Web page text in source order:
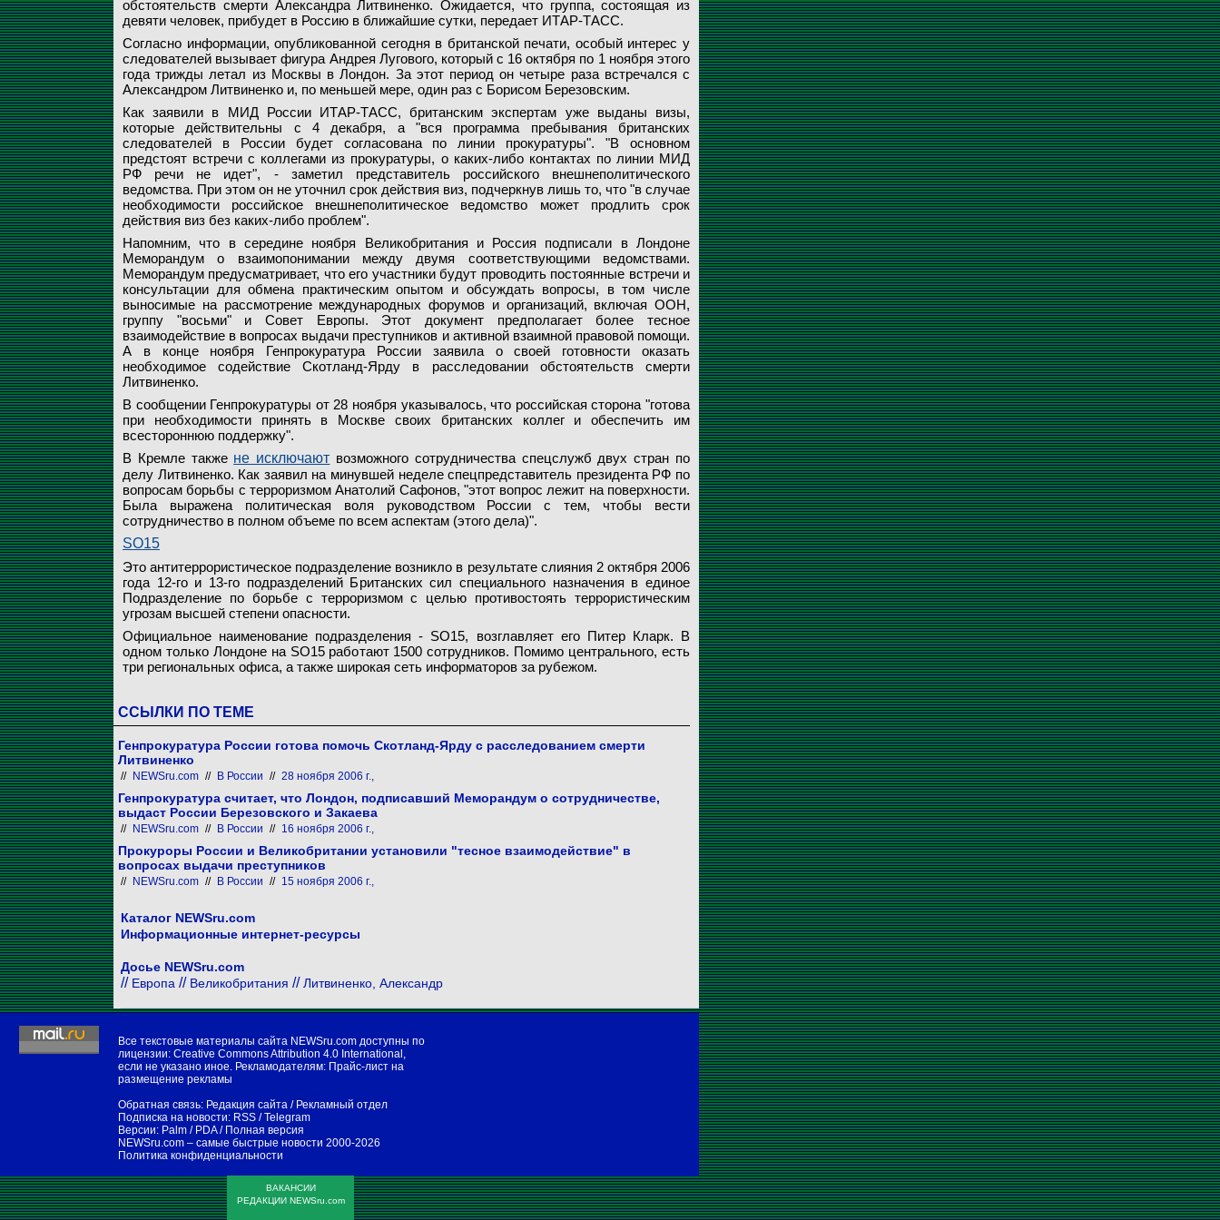
обстоятельств смерти Александра Литвиненко. Ожидается, что группа, состоящая из
девяти человек, прибудет в Россию в ближайшие сутки, передает ИТАР-ТАСС.
Согласно информации, опубликованной сегодня в британской печати, особый интерес у
следователей вызывает фигура Андрея Лугового, который с 16 октября по 1 ноября этого
года трижды летал из Москвы в Лондон. За этот период он четыре раза встречался с
Александром Литвиненко и, по меньшей мере, один раз с Борисом Березовским.
Как заявили в МИД России ИТАР-ТАСС, британским экспертам уже выданы визы,
которые действительны с 4 декабря, а "вся программа пребывания британских
следователей в России будет согласована по линии прокуратуры". "В основном
предстоят встречи с коллегами из прокуратуры, о каких-либо контактах по линии МИД
РФ речи не идет", - заметил представитель российского внешнеполитического
ведомства. При этом он не уточнил срок действия виз, подчеркнув лишь то, что "в случае
необходимости российское внешнеполитическое ведомство может продлить срок
действия виз без каких-либо проблем".
Напомним, что в середине ноября Великобритания и Россия подписали в Лондоне
Меморандум о взаимопонимании между двумя соответствующими ведомствами.
Меморандум предусматривает, что его участники будут проводить постоянные встречи и
консультации для обмена практическим опытом и обсуждать вопросы, в том числе
выносимые на рассмотрение международных форумов и организаций, включая ООН,
группу "восьми" и Совет Европы. Этот документ предполагает более тесное
взаимодействие в вопросах выдачи преступников и активной взаимной правовой помощи.
А в конце ноября Генпрокуратура России заявила о своей готовности оказать
необходимое содействие Скотланд-Ярду в расследовании обстоятельств смерти
Литвиненко.
В сообщении Генпрокуратуры от 28 ноября указывалось, что российская сторона "готова
при необходимости принять в Москве своих британских коллег и обеспечить им
всестороннюю поддержку".
В Кремле также не исключают возможного сотрудничества спецслужб двух стран по
делу Литвиненко. Как заявил на минувшей неделе спецпредставитель президента РФ по
вопросам борьбы с терроризмом Анатолий Сафонов, "этот вопрос лежит на поверхности.
Была выражена политическая воля руководством России с тем, чтобы вести
сотрудничество в полном объеме по всем аспектам (этого дела)".
SO15
Это антитеррористическое подразделение возникло в результате слияния 2 октября 2006
года 12-го и 13-го подразделений Британских сил специального назначения в единое
Подразделение по борьбе с терроризмом с целью противостоять террористическим
угрозам высшей степени опасности.
Официальное наименование подразделения - SO15, возглавляет его Питер Кларк. В
одном только Лондоне на SO15 работают 1500 сотрудников. Помимо центрального, есть
три региональных офиса, а также широкая сеть информаторов за рубежом.
ССЫЛКИ ПО ТЕМЕ
Генпрокуратура России готова помочь Скотланд-Ярду с расследованием смерти
Литвиненко
// NEWSru.com // В России // 28 ноября 2006 г.,
Генпрокуратура считает, что Лондон, подписавший Меморандум о сотрудничестве,
выдаст России Березовского и Закаева
// NEWSru.com // В России // 16 ноября 2006 г.,
Прокуроры России и Великобритании установили "тесное взаимодействие" в
вопросах выдачи преступников
// NEWSru.com // В России // 15 ноября 2006 г.,
Каталог NEWSru.com
Информационные интернет-ресурсы
Досье NEWSru.com
// Европа // Великобритания //Литвиненко, Александр
Все текстовые материалы сайта NEWSru.com доступны по
лицензии: Creative Commons Attribution 4.0 International ,
если не указано иное. Рекламодателям: Прайс-лист на
размещение рекламы
Обратная связь: Редакция сайта / Рекламный отдел
Подписка на новости: RSS /Telegram
Версии: Palm / PDA/ Полная версия
NEWSru.com – самые быстрые новости 2000-2026
Политика конфиденциальности
ВАКАНСИИ
РЕДАКЦИИ NEWSru.com